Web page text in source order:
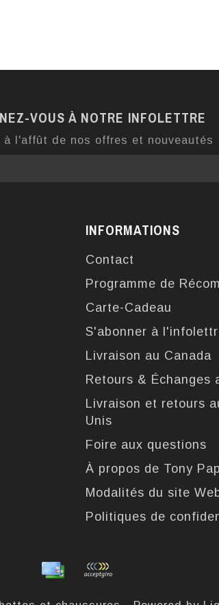
VOUS À NOTRE INFOLETTRE
à l'affût de nos offres et nouveautés
INFORMATIONS
Contact
Programme de
Carte-Cadeau
S'abonner à
Livraison au Canada
Retours & Échanges
Livraison et retours
Unis
Foire aux questions
À propos de Tony
Modalités du site
Politiques de